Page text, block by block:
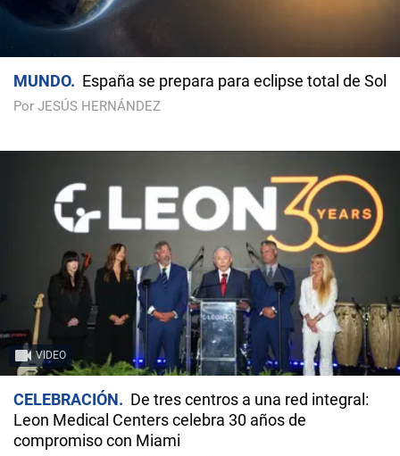
MUNDO España se prepara para eclipse total de Sol
Por JESÚS HERNÁNDEZ
VIDEO
CELEBRACIÓN
De tres centros a una red integral:
Leon Medical Centers celebra 30 años de
compromiso con Miami